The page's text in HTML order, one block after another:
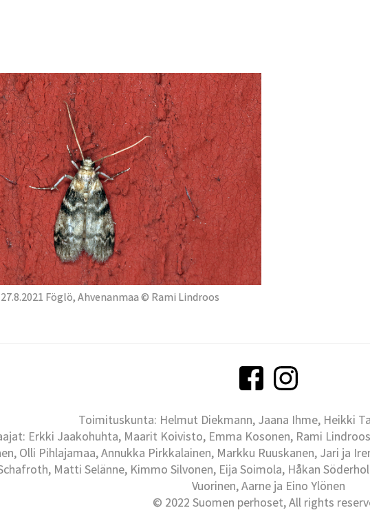
27.8.2021 Föglö, Ahvenanmaa © Rami Lindroos
Toimituskunta: Helmut Diekmann, Jaana Ihme, Heikki
Erkki Jaakohuhta, Maarit Koivisto, Emma Kosonen, Rami
Olli Pihlajamaa, Annukka Pirkkalainen, Markku Ruuskanen, Jari ja
Matti Selänne, Kimmo Silvonen, Eija Soimola, Håkan
Vuorinen, Aarne ja Eino Ylönen
© 2022 Suomen perhoset, All rights